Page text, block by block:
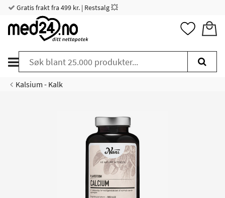
Gratis frakt fra 499 kr. | Restsalg 💥
Kalsium - Kalk